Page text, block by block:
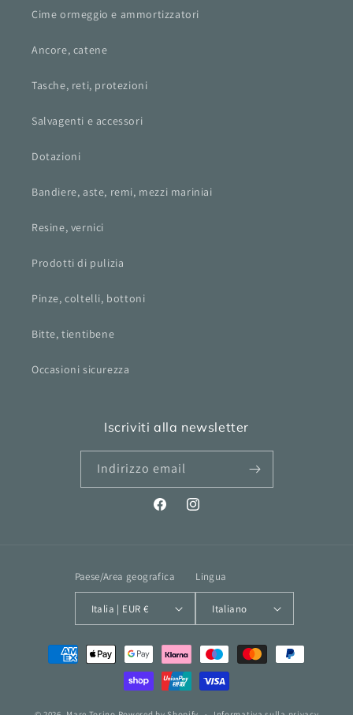
Cime ormeggio e ammortizzatori
Ancore, catene
Tasche, reti, protezioni
Salvagenti e accessori
Dotazioni
Bandiere, aste, remi, mezzi mariniai
Resine, vernici
Prodotti di pulizia
Pinze, coltelli, bottoni
Bitte, tientibene
Occasioni sicurezza
Iscriviti alla newsletter
Indirizzo email
FacebookInstagram
Paese/Area geografica
Italia | EUR €
Lingua
Italiano
Metodi